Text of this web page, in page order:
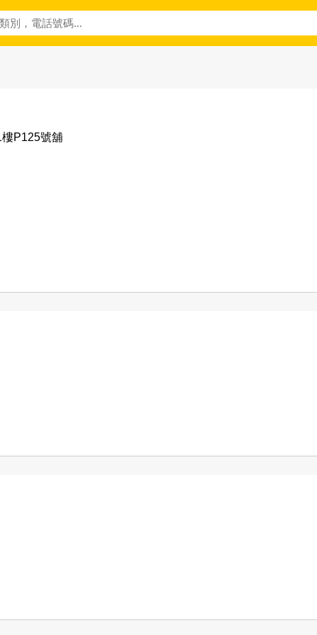
P125號舖